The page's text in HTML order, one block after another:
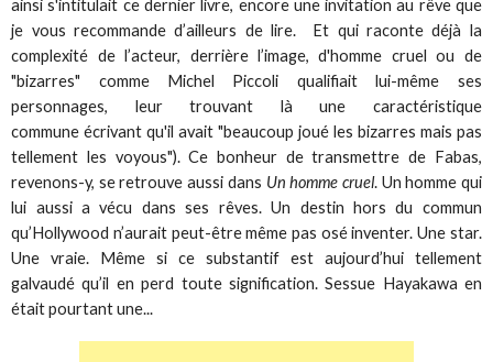
ainsi s'intitulait ce dernier livre, encore une invitation au rêve que
je vous recommande d’ailleurs de lire. Et qui raconte déjà la
complexité de l’acteur, derrière l’image, d'homme cruel ou de
"bizarres" comme Michel Piccoli qualifiait lui-même ses
personnages, leur trouvant là une caractéristique
commune écrivant qu'il avait "beaucoup joué les bizarres mais pas
tellement les voyous"). Ce bonheur de transmettre de Fabas,
revenons-y, se retrouve aussi dans Un homme cruel. Un homme qui
lui aussi a vécu dans ses rêves. Un destin hors du commun
qu’Hollywood n’aurait peut-être même pas osé inventer. Une star.
Une vraie. Même si ce substantif est aujourd’hui tellement
galvaudé qu’il en perd toute signification. Sessue Hayakawa en
était pourtant une...